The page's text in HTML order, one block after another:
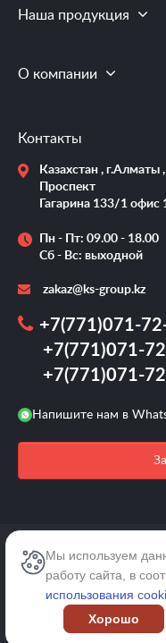
Мы используем
работу сайта, в
использования
Хорошо
Наша продукция
О компании
Контакты
Казахстан , г.Алматы ,
Проспект
Гагарина 133/1 офис
Пн - Пт: 09.00 - 18.00
Сб - Вс: выходной
zakaz@ks-group.kz
+7(771)071-
+7(771)071-
+7(771)071-
Напишите нам в
2026 © /
Политика